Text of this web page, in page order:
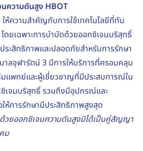
ความดันสูง HBOT
ห้ความสำคัญกับการใช้เทคโนโลยีที่ทัน
ดยเฉพาะการบำบัดด้วยออกซิเจนบริสุทธิ์
ระสิทธิภาพและปลอดภัยสำหรับการรักษา
าลจุฬารัตน์ 3 มีการให้บริการที่ครอบคลุม
แพทย์และผู้เชี่ยวชาญที่มีประสบการณ์ใน
เจนบริสุทธิ์ รวมถึงมีอุปกรณ์และ
ห้การรักษามีประสิทธิภาพสูงสุด
วยออกซิเจนความดันสูงมิได้เป็นคู่สัญญา
ม